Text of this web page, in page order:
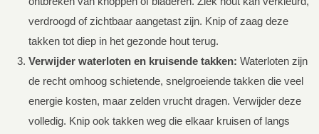
verdroogd of zichtbaar aangetast zijn. Knip of zaag deze
takken tot diep in het gezonde hout terug.
Verwijder waterloten en kruisende takken: Waterloten zijn
de recht omhoog schietende, snelgroeiende takken die veel
energie kosten, maar zelden vrucht dragen. Verwijder deze
volledig. Knip ook takken weg die elkaar kruisen of langs